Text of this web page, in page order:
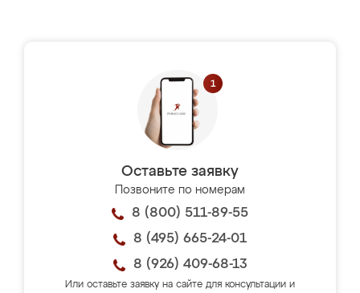
Оставьте заявку
Позвоните по номерам
8 (800) 511-89-55
8 (495) 665-24-01
8 (926) 409-68-13
Или оставьте заявку на сайте для консультации и